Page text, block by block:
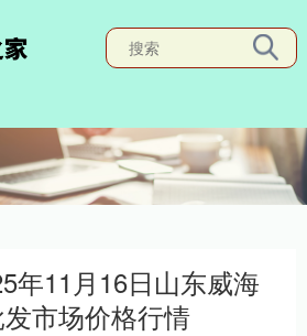
年11月16日山东威海
市场价格行情